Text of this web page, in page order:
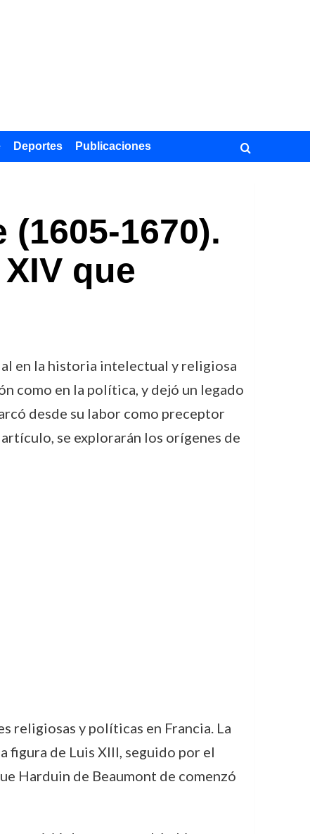
Deportes Publicaciones
1670).
que
en la historia intelectual y religiosa
como en la política, y dejó un legado
desde su labor como preceptor
se explorarán los orígenes de
religiosas y políticas en Francia. La
figura de Luis XIII, seguido por el
Harduin de Beaumont de comenzó